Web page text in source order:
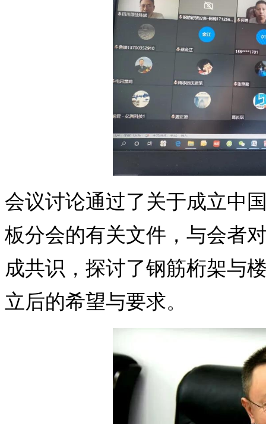
会议讨论通过了关于成立中
板分会的有关文件，与会者
成共识，探讨了钢筋桁架与
立后的希望与要求。